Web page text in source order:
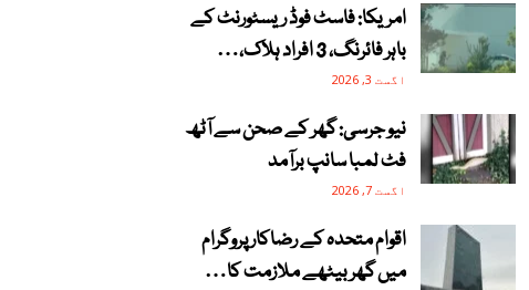
امریکا: فاسٹ فوڈ ریسٹورنٹ کے
باہر فائرنگ، 3 افراد ہلاک،…
اگست 3, 2026
نیو جرسی: گھر کے صحن سے آٹھ
فٹ لمبا سانپ برآمد
اگست 7, 2026
اقوام متحدہ کے رضاکار پروگرام
میں گھر بیٹھے ملازمت کا…